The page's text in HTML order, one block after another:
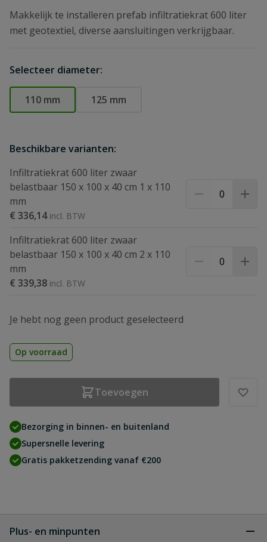
Makkelijk te installeren prefab infiltratiekrat 600 liter
met geotextiel, diverse aansluitingen verkrijgbaar.
Selecteer diameter:
110 mm 125 mm
Beschikbare varianten:
Infiltratiekrat 600 liter zwaar
belastbaar 150 x 100 x 40 cm 1 x 110
mm
€ 336,14
Infiltratiekrat 600 liter zwaar
belastbaar 150 x 100 x 40 cm 2 x 110
mm
€ 339,38
Je hebt nog geen product geselecteerd
Op voorraad
Toevoegen
Bezorging in binnen- en buitenland
Supersnelle levering
Gratis pakketzending vanaf €200
Plus- en minpunten